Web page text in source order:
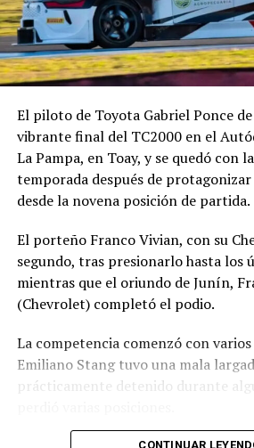
El piloto de Toyota Gabriel Ponce
vibrante final del TC2000 en el
La Pampa, en Toay, y se quedó con
temporada después de
desde la novena posición de partida.
El porteño Franco Vivian, con su
segundo, tras presionarlo hasta los
mientras que el oriundo de Junín,
(Chevrolet) completó el podio.
La competencia comenzó con
Emiliano Stang tuvo una mala
prácticamente detenido durante
CONTINUAR